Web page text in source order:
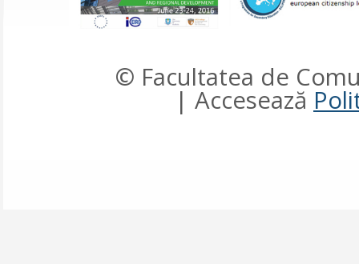
© Facultatea de
| Accesează